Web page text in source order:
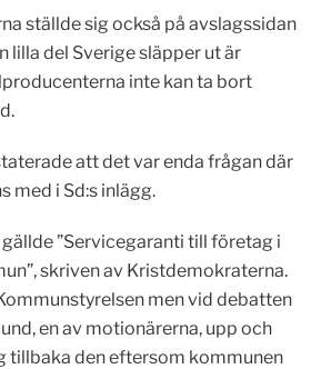
ställde sig också på avslagssidan
lilla del Sverige släpper ut är
inte kan ta bort
att det var enda frågan där
med i Sd:s inlägg.
”Servicegaranti till företag i
skriven av Kristdemokraterna.
men vid debatten
en av motionärerna, upp och
tillbaka den eftersom kommunen